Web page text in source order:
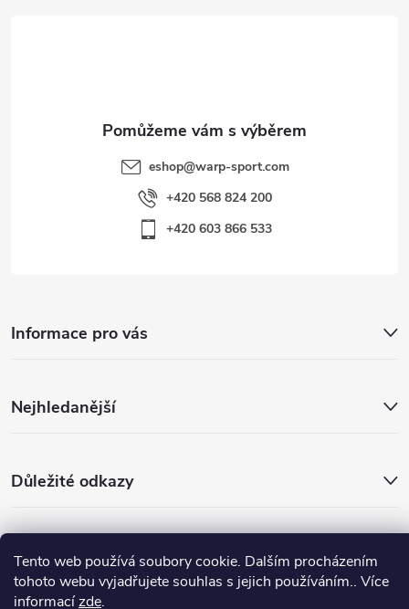
Tento web používá soubory cookie. Dalším procházením
tohoto webu vyjadřujete souhlas s jejich používáním.. Více
informacízde.
eshop@warp-sport.com
+420 568 824 200
+420 603 866 533
Informace pro vás
Nejhledanější
Důležité odkazy
Vytvořil Shoptet